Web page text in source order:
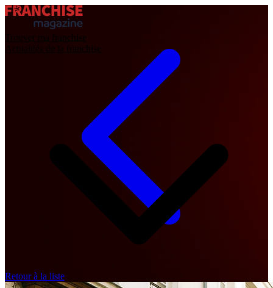
Trouver ma franchise
Actualités de la franchise
Retour à la liste